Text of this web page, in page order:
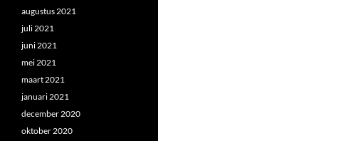
augustus 2021
juli 2021
juni 2021
mei 2021
maart 2021
januari 2021
december 2020
oktober 2020